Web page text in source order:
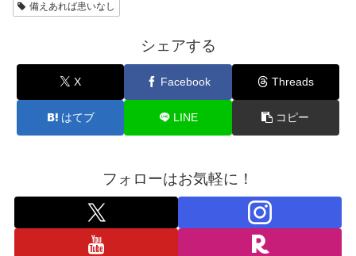
備えあれば患いなし
シェアする
X Facebook Threads
はてブ LINE コピー
フォローはお気軽に！